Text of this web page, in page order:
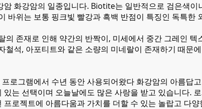
화강암의 일종입니다. Biotite는 일반적으로 검은색
바위는 보통 핑크빛 빨강과 흑백 반점이 특징인 독특한
존재로 인해 약간의 반짝이, 미세에서 중간 그레인
철석, 아포티트와 같은 소량의 미네랄이 존재하기 때문
로그램에서 수년 동안 사용되어왔다 화강암의 아름답
는 선택이며 오늘날에도 많은 사랑을 받고 있습니다.
로젝트에 아름다움과 가치를 더할 수 있는 놀랍고 다